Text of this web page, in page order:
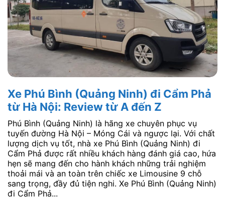
Xe Phú Bình (Quảng Ninh) đi Cẩm Phả
từ Hà Nội: Review từ A đến Z
Phú Bình (Quảng Ninh) là hãng xe chuyên phục vụ
tuyến đường Hà Nội – Móng Cái và ngược lại. Với chất
lượng dịch vụ tốt, nhà xe Phú Bình (Quảng Ninh) đi
Cẩm Phả được rất nhiều khách hàng đánh giá cao, hứa
hẹn sẽ mang đến cho hành khách những trải nghiệm
thoải mái và an toàn trên chiếc xe Limousine 9 chỗ
sang trọng, đầy đủ tiện nghi. Xe Phú Bình (Quảng Ninh)
đi Cẩm Phả...